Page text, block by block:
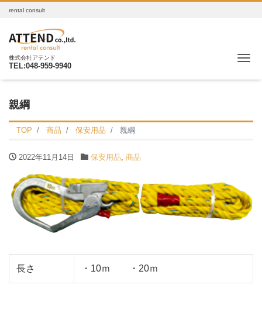
rental consult
株式会社アテンド
TEL:048-959-9940
親綱
TOP 商品 保安用品 親綱
2022年11月14日 保安用品 商品
長さ ・10ｍ ・20ｍ